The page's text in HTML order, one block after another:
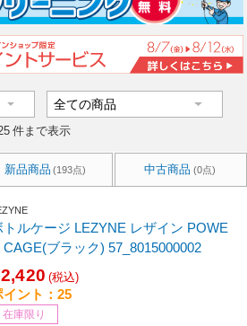
件まで表示
新品商品 (193点) 中古商品 (0点)
トルケージ LEZYNE レザイン POWE
CAGE(ブラック) 57_8015000002
(税込)
イント：25
在庫限り